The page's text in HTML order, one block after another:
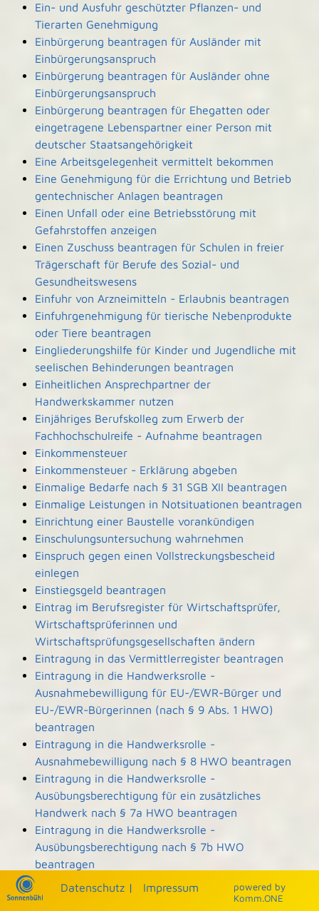
Ein- und Ausfuhr geschützter Pflanzen- und
Tierarten Genehmigung
Einbürgerung beantragen für Ausländer mit
Einbürgerungsanspruch
Einbürgerung beantragen für Ausländer ohne
Einbürgerungsanspruch
Einbürgerung beantragen für Ehegatten oder
eingetragene Lebenspartner einer Person mit
deutscher Staatsangehörigkeit
Eine Arbeitsgelegenheit vermittelt bekommen
Eine Genehmigung für die Errichtung und Betrieb
gentechnischer Anlagen beantragen
Einen Unfall oder eine Betriebsstörung mit
Gefahrstoffen anzeigen
Einen Zuschuss beantragen für Schulen in freier
Trägerschaft für Berufe des Sozial- und
Gesundheitswesens
Einfuhr von Arzneimitteln - Erlaubnis beantragen
Einfuhrgenehmigung für tierische Nebenprodukte
oder Tiere beantragen
Eingliederungshilfe für Kinder und Jugendliche mit
seelischen Behinderungen beantragen
Einheitlichen Ansprechpartner der
Handwerkskammer nutzen
Einjähriges Berufskolleg zum Erwerb der
Fachhochschulreife - Aufnahme beantragen
Einkommensteuer
Einkommensteuer - Erklärung abgeben
Einmalige Bedarfe nach § 31 SGB XII beantragen
Einmalige Leistungen in Notsituationen beantragen
Einrichtung einer Baustelle vorankündigen
Einschulungsuntersuchung wahrnehmen
Einspruch gegen einen Vollstreckungsbescheid
einlegen
Einstiegsgeld beantragen
Eintrag im Berufsregister für Wirtschaftsprüfer,
Wirtschaftsprüferinnen und
Wirtschaftsprüfungsgesellschaften ändern
Eintragung in das Vermittlerregister beantragen
Eintragung in die Handwerksrolle -
Ausnahmebewilligung für EU-/EWR-Bürger und
EU-/EWR-Bürgerinnen (nach § 9 Abs. 1 HWO)
beantragen
Eintragung in die Handwerksrolle -
Ausnahmebewilligung nach § 8 HWO beantragen
Eintragung in die Handwerksrolle -
Ausübungsberechtigung für ein zusätzliches
Handwerk nach § 7a HWO beantragen
Eintragung in die Handwerksrolle -
Ausübungsberechtigung nach § 7b HWO
beantragen
Eintragung und Einsicht in die Denkmalliste
beantragen
powered by
Komm.ONE
Datenschutz | Impressum